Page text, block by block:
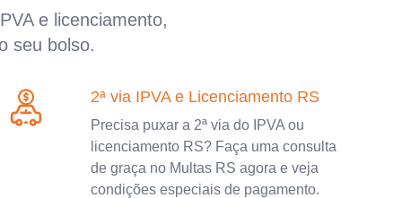
e licenciamento,
seu bolso.
2ª via IPVA e Licenciamento RS
Precisa puxar a 2ª via do IPVA ou
licenciamento RS? Faça uma consulta
de graça no Multas RS agora e veja
condições especiais de pagamento.